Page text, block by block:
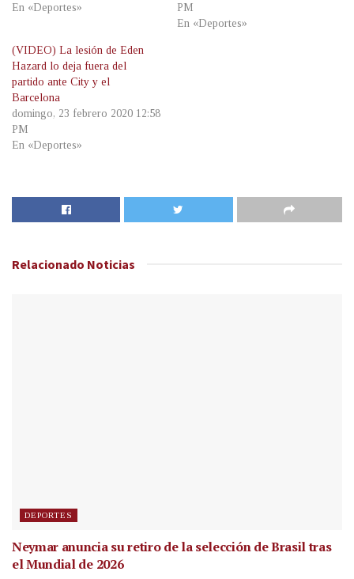
En «Deportes»
PM
En «Deportes»
(VIDEO) La lesión de Eden
Hazard lo deja fuera del
partido ante City y el
Barcelona
domingo, 23 febrero 2020 12:58
PM
En «Deportes»
Relacionado Noticias
DEPORTES
Neymar anuncia su retiro de la selección de Brasil tras
el Mundial de 2026